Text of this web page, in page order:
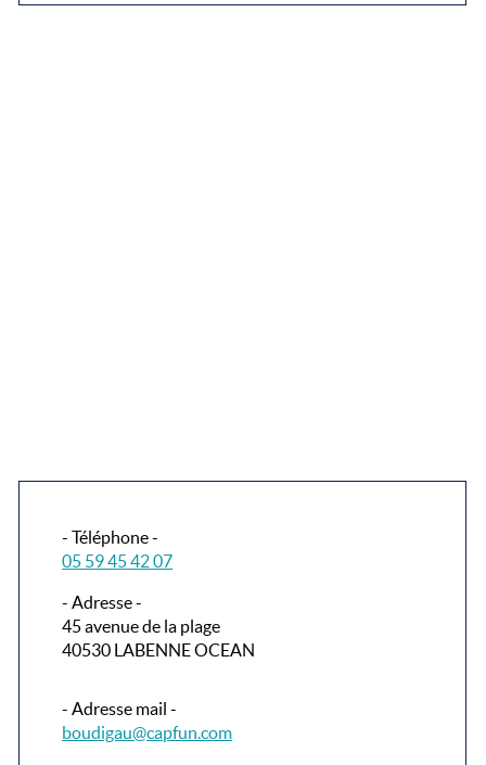
- Téléphone -
05 59 45 42 07
- Adresse -
45 avenue de la plage
40530 LABENNE OCEAN
- Adresse mail -
boudigau@capfun.com